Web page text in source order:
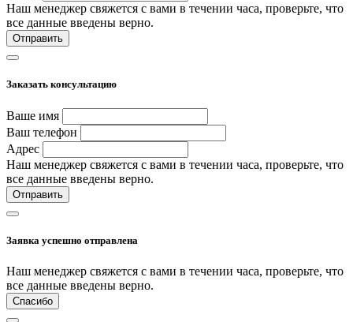
Наш менеджер свяжется с вами в течении часа, проверьте, что
все данные введены верно.
Отправить
Заказать консультацию
Ваше имя
Ваш телефон
Адрес
Наш менеджер свяжется с вами в течении часа, проверьте, что
все данные введены верно.
Отправить
Заявка успешно отправлена
Наш менеджер свяжется с вами в течении часа, проверьте, что
все данные введены верно.
Спасибо